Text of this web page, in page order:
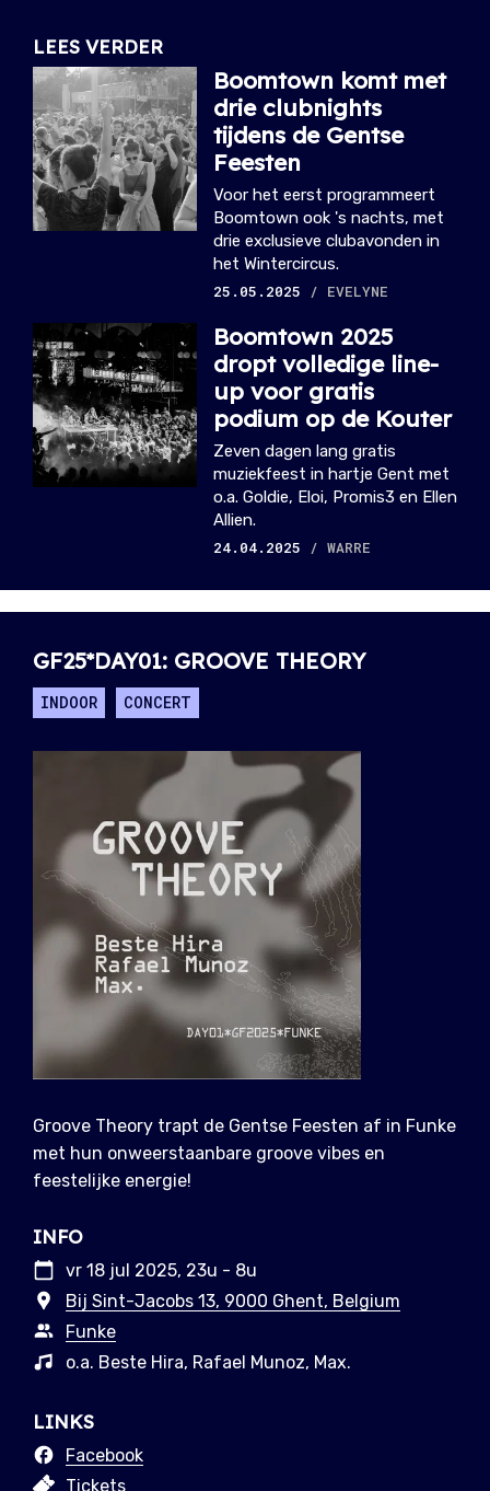
LEES VERDER
Boomtown komt met
drie clubnights
tijdens de Gentse
Feesten
Voor het eerst programmeert
Boomtown ook 's nachts, met
drie exclusieve clubavonden in
het Wintercircus.
25.05.2025
/ EVELYNE
Boomtown 2025
dropt volledige line-
up voor gratis
podium op de Kouter
Zeven dagen lang gratis
muziekfeest in hartje Gent met
o.a. Goldie, Eloi, Promis3 en Ellen
Allien.
24.04.2025
/ WARRE
GF25*DAY01: GROOVE THEORY
INDOOR CONCERT
Groove Theory trapt de Gentse Feesten af in Funke
met hun onweerstaanbare groove vibes en
feestelijke energie!
INFO
vr 18 jul 2025, 23u - 8u
Bij Sint-Jacobs 13, 9000 Ghent, Belgium
Funke
o.a. Beste Hira, Rafael Munoz, Max.
LINKS
Facebook
Tickets